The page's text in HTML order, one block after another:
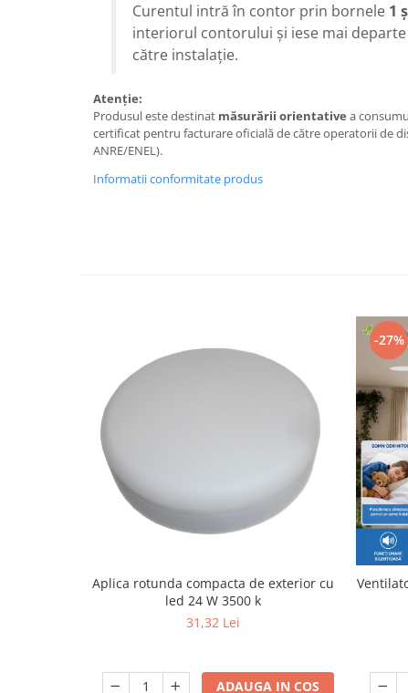
Curentul intră în contor prin bornele 1
interiorul contorului și iese mai
către instalație.
Atenție:
Produsul este destinat măsurării orientative a
certificat pentru facturare oficială de către operatorii de
ANRE/ENEL).
Informatii conformitate produs
Aplica rotunda compacta de exterior cu
led 24 W 3500 k
31,32 Lei
ADAUGA IN COS
-27%